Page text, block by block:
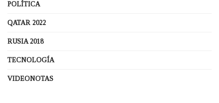
POLÍTICA
QATAR 2022
RUSIA 2018
TECNOLOGÍA
VIDEONOTAS